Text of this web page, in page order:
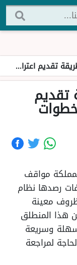
ساهر أبشر بخطوات بسيطة 1446
تقديم
مواقف
رصدها نظام
معينة
هذا المنطلق
سهلة وسريعة
لمراجعة